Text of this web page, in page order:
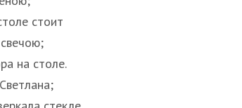
стоит
на столе.